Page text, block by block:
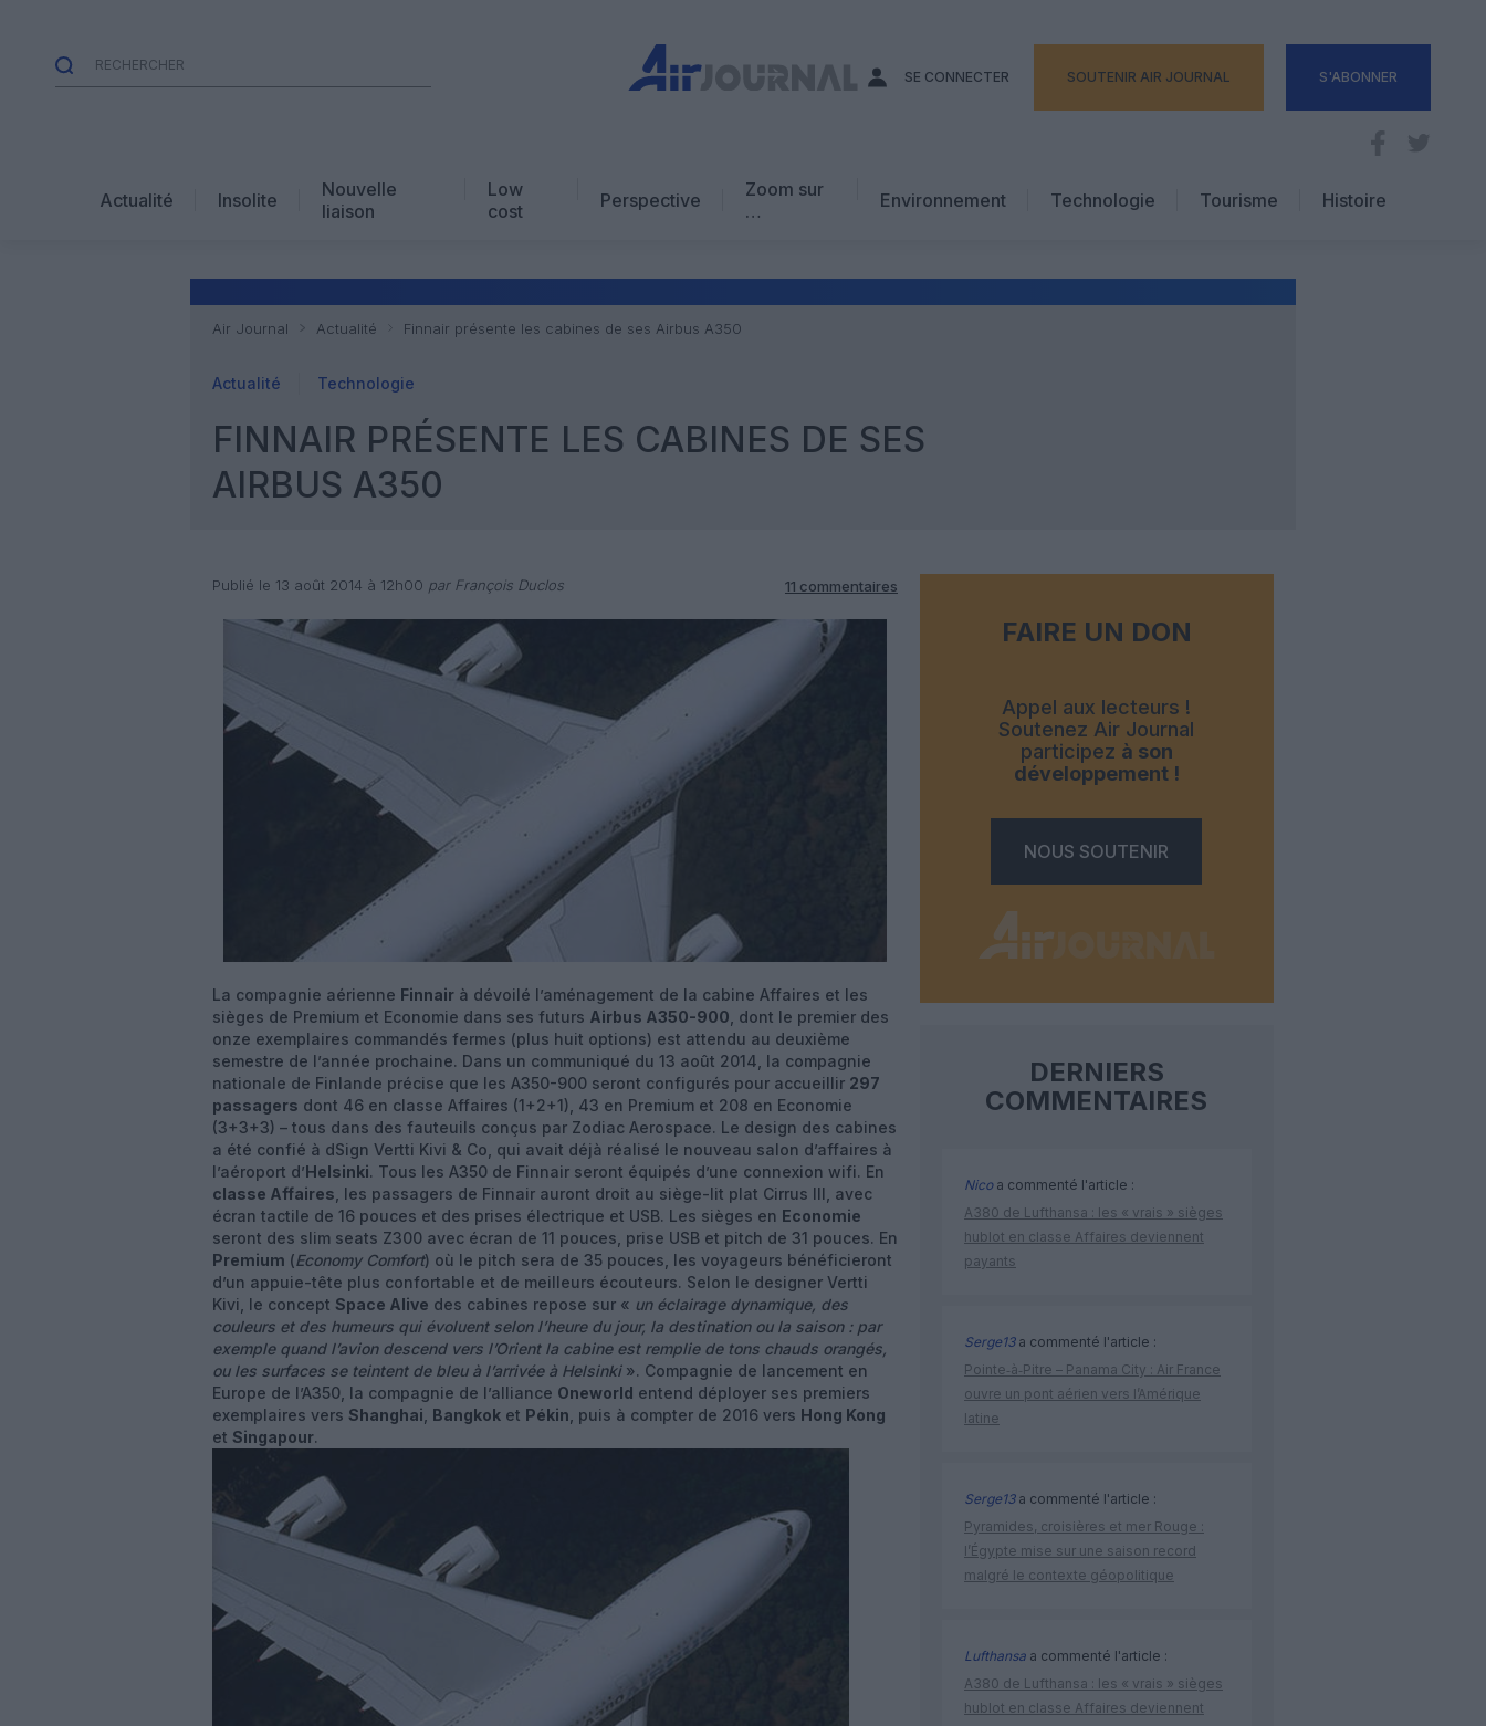
SE CONNECTER SOUTENIR AIR JOURNAL S'ABONNER
Actualité Insolite
Nouvelle
liaison
Low
cost
Perspective
Zoom sur
…
Environnement Technologie
Tourisme
Hôtellerie
Histoire
Air Journal Actualité Finnair présente les cabines de ses Airbus A350
Actualité Technologie
FINNAIR PRÉSENTE LES CABINES DE SES
AIRBUS A350
Publié le 13 août 2014 à 12h00 par François Duclos 11 commentaires
La compagnie aérienne Finnair à dévoilé l’aménagement de la cabine Affaires et les
sièges de Premium et Economie dans ses futurs Airbus A350-900 , dont le premier des
onze exemplaires commandés fermes (plus huit options) est attendu au deuxième
semestre de l’année prochaine. Dans un communiqué du 13 août 2014, la compagnie
nationale de Finlande précise que les A350-900 seront configurés pour accueillir 297
passagers dont 46 en classe Affaires (1+2+1), 43 en Premium et 208 en Economie
(3+3+3) – tous dans des fauteuils conçus par Zodiac Aerospace. Le design des cabines
a été confié à dSign Vertti Kivi & Co, qui avait déjà réalisé le nouveau salon d’affaires à
l’aéroport d’Helsinki. Tous les A350 de Finnair seront équipés d’une connexion wifi. En
classe Affaires , les passagers de Finnair auront droit au siège-lit plat Cirrus III, avec
écran tactile de 16 pouces et des prises électrique et USB. Les sièges en Economie
seront des slim seats Z300 avec écran de 11 pouces, prise USB et pitch de 31 pouces. En
Premium (Economy Comfort) où le pitch sera de 35 pouces, les voyageurs bénéficieront
d’un appuie-tête plus confortable et de meilleurs écouteurs. Selon le designer Vertti
Kivi, le concept Space Alive des cabines repose sur « un éclairage dynamique, des
couleurs et des humeurs qui évoluent selon l’heure du jour, la destination ou la saison : par
exemple quand l’avion descend vers l’Orient la cabine est remplie de tons chauds orangés,
ou les surfaces se teintent de bleu à l’arrivée à Helsinki». Compagnie de lancement en
Europe de l’A350, la compagnie de l’alliance Oneworld entend déployer ses premiers
exemplaires vers Shanghai Bangkok et Pékin , puis à compter de 2016 vers Hong Kong
et Singapour.
FAIRE UN DON
Appel aux lecteurs !
Soutenez Air Journal
participez à son
développement !
NOUS SOUTENIR
DERNIERS
COMMENTAIRES
Nicoa commenté l'article :
A380 de Lufthansa : les « vrais » sièges
hublot en classe Affaires deviennent
payants
Serge13a commenté l'article :
Pointe‑à‑Pitre – Panama City : Air France
ouvre un pont aérien vers l’Amérique
latine
Serge13a commenté l'article :
Pyramides, croisières et mer Rouge :
l’Égypte mise sur une saison record
malgré le contexte géopolitique
Lufthansa a commenté l'article :
A380 de Lufthansa : les « vrais » sièges
hublot en classe Affaires deviennent